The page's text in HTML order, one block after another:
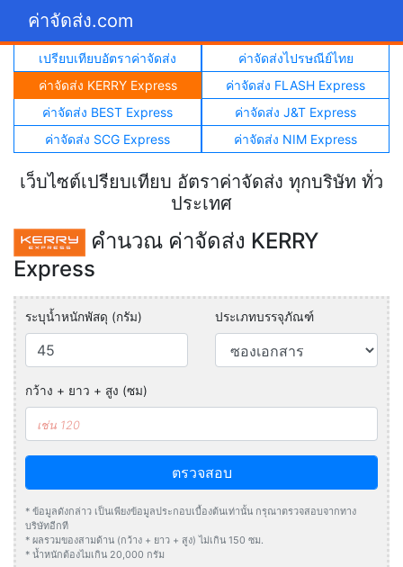
ค่าจัดส่ง.com
เปรียบเทียบอัตราค่าจัดส่ง
ค่าจัดส่งไปรษณีย์ไทย
ค่าจัดส่ง KERRY Express
ค่าจัดส่ง FLASH Express
ค่าจัดส่ง BEST Express
ค่าจัดส่ง J&T Express
ค่าจัดส่ง SCG Express
ค่าจัดส่ง NIM Express
เว็บไซต์เปรียบเทียบ อัตราค่าจัดส่ง ทุกบริษัท ทั่ว
ประเทศ
คำนวณ ค่าจัดส่ง KERRY
Express
ระบุน้ำหนักพัสดุ (กรัม) ประเภทบรรจุภัณฑ์
กว้าง + ยาว + สูง (ซม)
ตรวจสอบ
* ข้อมูลดังกล่าว เป็นเพียงข้อมูลประกอบเบื้องต้นเท่านั้น กรุณาตรวจสอบจากทาง
บริษัทอีกที
* ผลรวมของสามด้าน (กว้าง + ยาว + สูง) ไม่เกิน 150 ซม.
* น้ำหนักต้องไมเกิน 20,000 กรัม